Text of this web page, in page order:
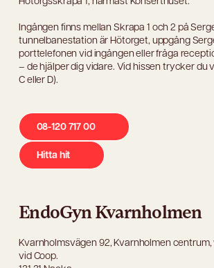
Ingången finns mellan Skrapa 1 och 2 på
tunnelbanestation är Hötorget, uppgång
porttelefonen vid ingången eller fråga
– de hjälper dig vidare. Vid hissen trycker du
C eller D).
08-120 717 00
Hitta hit
EndoGyn Kvarnholmen
Kvarnholmsvägen 92, Kvarnholmen centrum,
vid Coop.